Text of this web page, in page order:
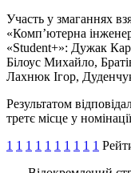
Участь у змаганнях
«Комп’ютерна
«Student+»: Дужак
Білоус Михайло,
Лахнюк Ігор,
Результатом
третє місце у
1 1 1 1 1 1 1 1 1 1